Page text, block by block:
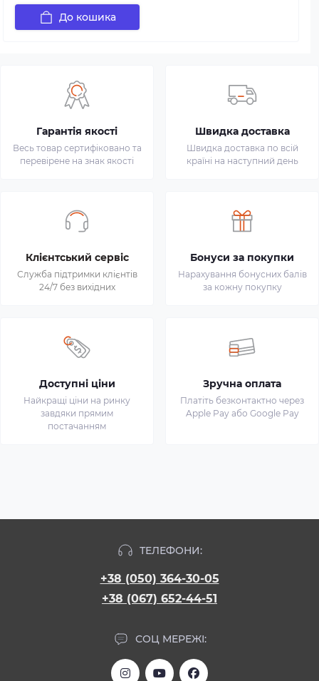
До кошика
Гарантія якості
Весь товар сертифіковано та
перевірене на знак якості
Швидка доставка
Швидка доставка по всій
країні на наступний день
Клієнтський сервіс
Служба підтримки клієнтів
24/7 без вихідних
Бонуси за покупки
Нарахування бонусних балів
за кожну покупку
Доступні ціни
Найкращі ціни на ринку
завдяки прямим
постачанням
Зручна оплата
Платіть безконтактно через
Apple Pay або Google Pay
ТЕЛЕФОНИ:
+38 (050) 364-30-05
+38 (067) 652-44-51
СОЦ МЕРЕЖІ: